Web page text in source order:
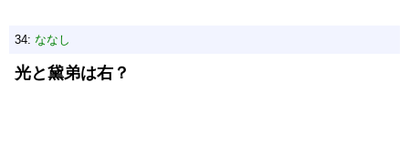
34: ななし
光と黛弟は右？